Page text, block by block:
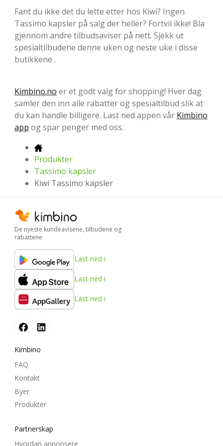
Fant du ikke det du lette etter hos Kiwi? Ingen
Tassimo kapsler på salg der heller? Fortvil ikke! Bla
gjennom andre tilbudsaviser på nett. Sjekk ut
spesialtilbudene denne uken og neste uke i disse
butikkene .
Kimbino.no er et godt valg for shopping! Hver dag
samler den inn alle rabatter og spesialtilbud slik at
du kan handle billigere. Last ned appen vår Kimbino
app og spar penger med oss.
Produkter
Tassimo kapsler
Kiwi Tassimo kapsler
De nyeste kundeavisene, tilbudene og
rabattene
Last ned i
Last ned i
Last ned i
Kimbino
FAQ
Kontakt
Byer
Produkter
Partnerskap
Hvordan annonsere